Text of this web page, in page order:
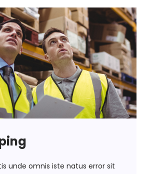
unde omnis iste natus error sit